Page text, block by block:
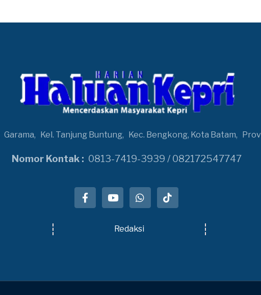
Garama, Kel. Tanjung Buntung, Kec. Bengkong, Kota Batam,
Nomor Kontak : 0813-7419-3939 / 082172547747
Redaksi